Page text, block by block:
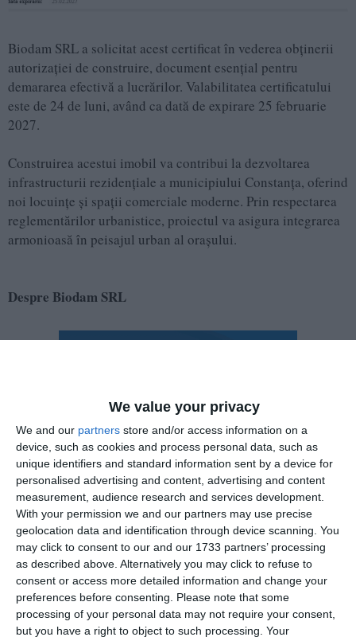
We value your privacy
We and our partners store and/or access information on a
device, such as cookies and process personal data, such as
unique identifiers and standard information sent by a device for
personalised advertising and content, advertising and content
measurement, audience research and services development.
With your permission we and our partners may use precise
geolocation data and identification through device scanning. You
may click to consent to our and our 1733 partners’ processing
as described above. Alternatively you may click to refuse to
consent or access more detailed information and change your
preferences before consenting. Please note that some
processing of your personal data may not require your consent,
but you have a right to object to such processing. Your
Biodam SRL a solicitat acest certificat în vederea obținerii
autorizației de construire, document esențial pentru
demararea efectivă a lucrărilor. Valabilitatea certificatului
este de 24 de luni, având ca dată de expirare 25 februarie
2027.
Construirea acestui imobil va contribui la dezvoltarea
infrastructurii rezidențiale a municipiului Constanța, oferind
noi locuințe și spații comerciale moderne. Prin respectarea
reglementărilor urbanistice, proiectul va asigura integrarea
armonioasă în peisajul urban al orașului.
Despre Biodam SRL
Înființată în anul 2006, firma se ocupă de cultivarea